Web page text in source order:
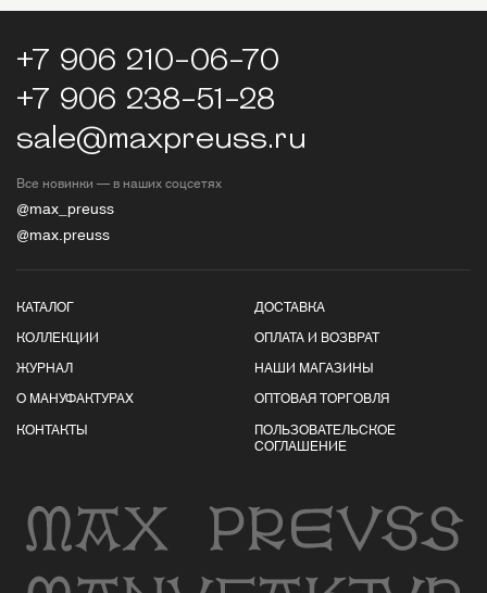
+7 906 210-06-70
+7 906 238-51-28
sale@maxpreuss.ru
Все новинки — в наших соцсетях
@max_preuss
@max.preuss
КАТАЛОГ
КОЛЛЕКЦИИ
ЖУРНАЛ
О МАНУФАКТУРАХ
КОНТАКТЫ
ДОСТАВКА
ОПЛАТА И ВОЗВРАТ
НАШИ МАГАЗИНЫ
ОПТОВАЯ ТОРГОВЛЯ
ПОЛЬЗОВАТЕЛЬСКОЕ
СОГЛАШЕНИЕ